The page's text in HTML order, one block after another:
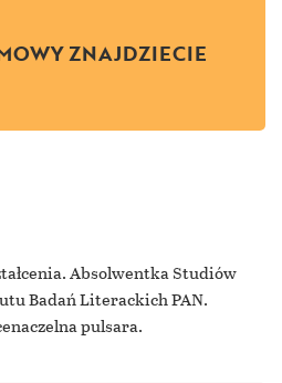
ZNAJDZIECIE
Absolwentka Studiów
Badań Literackich PAN.
pulsara.